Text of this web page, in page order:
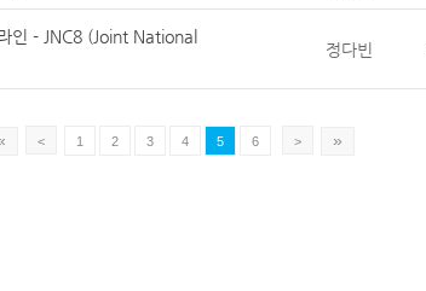
인 - JNC8 (Joint National
정다빈
< 1 2 3 4 5 6 > »